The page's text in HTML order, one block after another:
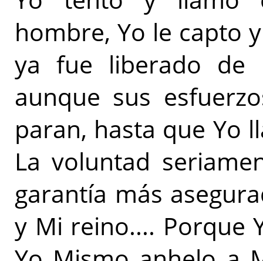
hombre, Yo le capto
ya fue liberado de
aunque sus
paran, hasta que Yo
La voluntad
garantía más
y Mi reino.... Porque